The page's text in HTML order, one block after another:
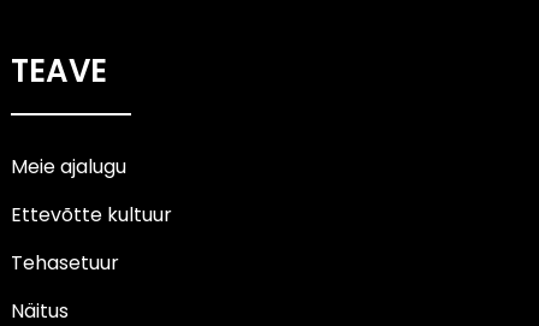
TEAVE
Meie ajalugu
Ettevõtte kultuur
Tehasetuur
Näitus